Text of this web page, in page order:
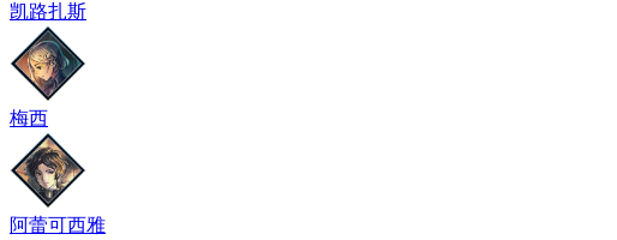
凯路扎斯
梅西
阿蕾可西雅